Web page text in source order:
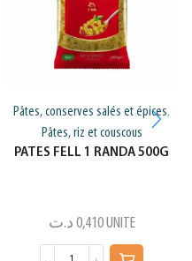
Pâtes, conserves salés et épices,
Pâtes, riz et couscous
PATES FELL 1 RANDA 500G
0,410 د.ت UNITE